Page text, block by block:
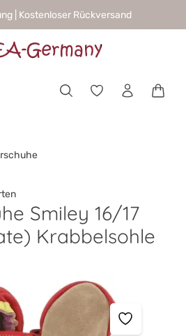
| Kostenloser Rückversand
von 5 von 5 Sternen
Smiley 16/17
Krabbelsohle